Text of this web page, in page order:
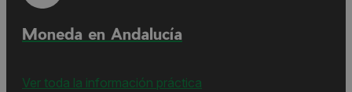
Moneda en Andalucía
Ver toda la información práctica